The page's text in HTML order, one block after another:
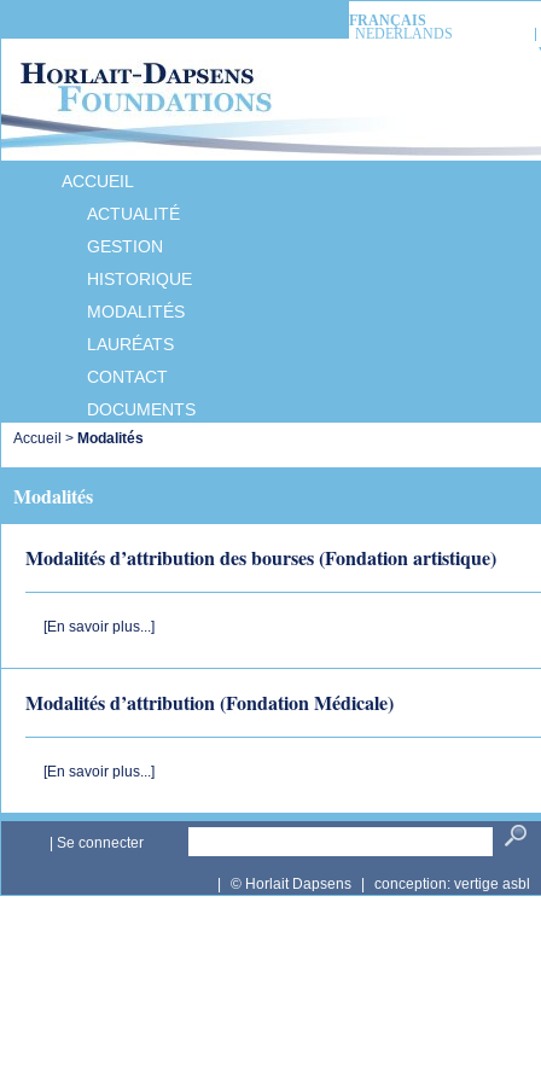
FRANÇAIS
NEDERLANDS
ACCUEIL
ACTUALITÉ
GESTION
HISTORIQUE
MODALITÉS
LAURÉATS
CONTACT
DOCUMENTS
Accueil > Modalités
Modalités
Modalités d’attribution des bourses (Fondation artistique)
[En savoir plus...]
Modalités d’attribution (Fondation Médicale)
[En savoir plus...]
Se connecter
© Horlait Dapsens conception: vertige asbl